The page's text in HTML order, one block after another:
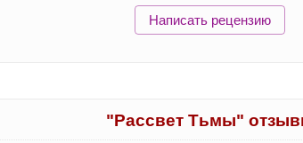
Написать рецензию
"Рассвет Тьмы"